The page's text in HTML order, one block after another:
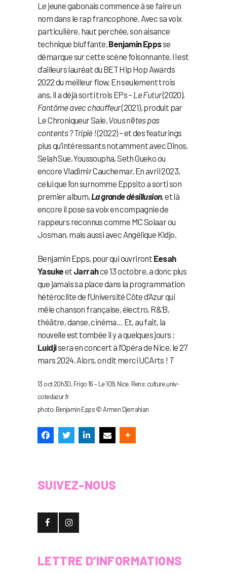
Le jeune gabonais commence à se faire un
nom dans le rap francophone. Avec sa voix
particulière, haut perchée, son aisance
technique bluffante,Benjamin Eppsse
démarque sur cette scène foisonnante. Il est
d’ailleurs lauréat du BET Hip Hop Awards
2022 du meilleur flow. En seulement trois
ans, il a déjà sorti trois EPs – Le Futur(2020),
Fantôme avec chauffeur(2021), produit par
Le Chroniqueur Sale,Vous n’êtes pas
contents ? Triplé !(2022) – et des featurings
plus qu’intéressants notamment avec Dinos,
Selah Sue, Youssoupha, Seth Gueko ou
encore Vladimir Cauchemar. En avril 2023,
celui que l’on surnomme Eppsito a sorti son
premier album,La grande désillusion, et là
encore il pose sa voix en compagnie de
rappeurs reconnus comme MC Solaar ou
Josman, mais aussi avec Angélique Kidjo.
Benjamin Epps, pour qui ouvriront Eesah
Yasukeet Jarrahce 13 octobre, a donc plus
que jamais sa place dans la programmation
hétéroclite de l’Université Côte d’Azur qui
mêle chanson française, électro, R&’B,
théâtre, danse, cinéma… Et, au fait, la
nouvelle est tombée il y a quelques jours :
Luidjisera en concert à l’Opéra de Nice, le 27
mars 2024. Alors, on dit merci UCArts ! T
13 oct 20h30, Frigo 16 – Le 109, Nice. Rens: culture.univ-
cotedazur.fr
photo: Benjamin Epps © Armen Djerrahian
SUIVEZ-NOUS
LETTRE D’INFORMATIONS